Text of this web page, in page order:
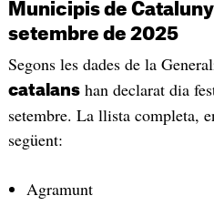
Municipis de
setembre de 2025
Segons les dades de la
catalanshan declarat dia
setembre. La llista completa,
següent:
Agramunt